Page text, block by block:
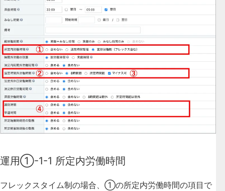
運用①-1-1 所定内労働時間
フレックスタイム制の場合、 ①の所定内労働時間の項目で